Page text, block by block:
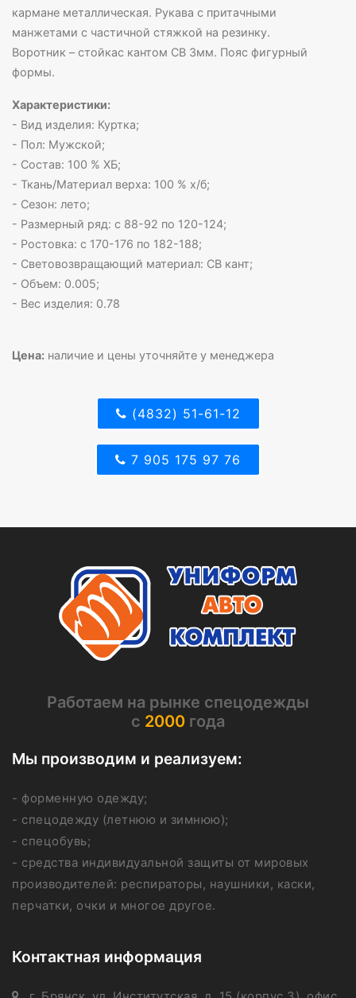
кармане металлическая. Рукава с притачными
манжетами с частичной стяжкой на резинку.
Воротник – стойкас кантом СВ 3мм. Пояс фигурный
формы.
Характеристики:
- Вид изделия: Куртка;
- Пол: Мужской;
- Состав: 100 % ХБ;
- Ткань/Материал верха: 100 % х/б;
- Сезон: лето;
- Размерный ряд: с 88-92 по 120-124;
- Ростовка: с 170-176 по 182-188;
- Световозвращающий материал: СВ кант;
- Объем: 0.005;
- Вес изделия: 0.78
Цена: наличие и цены уточняйте у менеджера
(4832) 51-61-12
7 905 175 97 76
Работаем на рынке спецодежды
с 2000 года
Мы производим и реализуем:
- форменную одежду;
- спецодежду (летнюю и зимнюю);
- спецобувь;
- средства индивидуальной защиты от мировых
производителей: респираторы, наушники, каски,
перчатки, очки и многое другое.
Контактная информация